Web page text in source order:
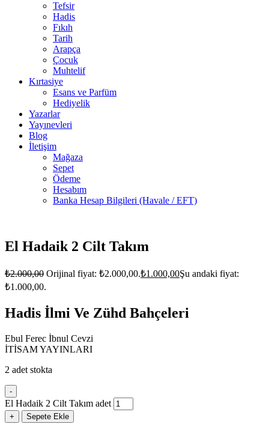
Tefsir
Hadis
Fıkıh
Tarih
Arapça
Çocuk
Muhtelif
Kırtasiye
Esans ve Parfüm
Hediyelik
Yazarlar
Yayınevleri
Blog
İletişim
Mağaza
Sepet
Ödeme
Hesabım
Banka Hesap Bilgileri (Havale / EFT)
El Hadaik 2 Cilt Takım
₺2.000,00 Orijinal fiyat: ₺2.000,00.₺1.000,00Şu andaki fiyat:
₺1.000,00.
Hadis İlmi Ve Zühd Bahçeleri
Ebul Ferec İbnul Cevzi
İTİSAM YAYINLARI
2 adet stokta
-
El Hadaik 2 Cilt Takım adet
+ Sepete Ekle